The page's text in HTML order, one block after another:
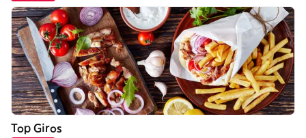
Top Giros